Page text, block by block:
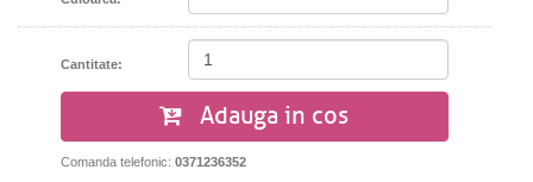
Cantitate:
Adauga in cos
Comanda telefonic: 0371236352